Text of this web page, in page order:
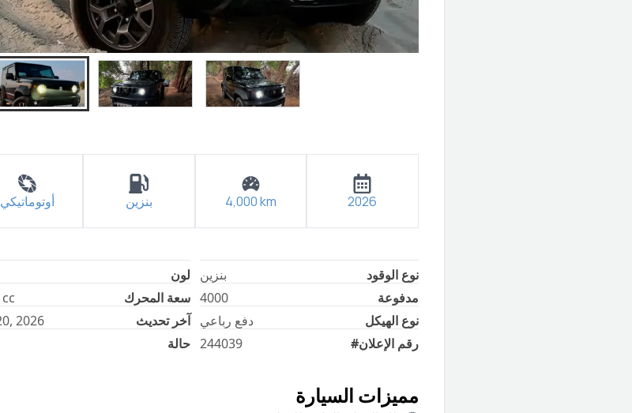
2026
4,000km بنزين أوتوماتيكي
نوع الوقود
بنزين
مدفوعة
4000
نوع الهيكل
دفع رباعي
رقم الإعلان#
244039
لون
سعة المحرك
cc
آخر تحديث
2026
حالة
مميزات السيارة